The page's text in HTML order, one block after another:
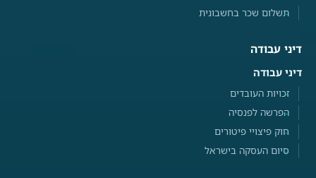
תשלום שכר בחשבונית
דיני עבודה
דיני עבודה
זכויות העובדים
הפרשה לפנסיה
חוק פיצויי פיטורים
סיום העסקה בישראל